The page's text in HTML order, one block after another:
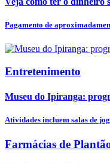
Pagamento de
Entretenimento
Museu do Ipiranga:
Atividades incluem salas de
Farmácias de